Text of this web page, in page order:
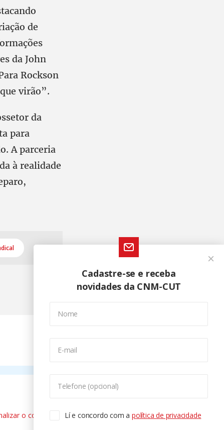
de
da John
Rockson
virão”.
da
para
A parceria
à realidade
Cadastre-se e receba
novidades da CNM-CUT
Nome
E-mail
Telefone (opcional)
Lí e concordo com apolítica de privacidade
o conteúdo. Para saber mais